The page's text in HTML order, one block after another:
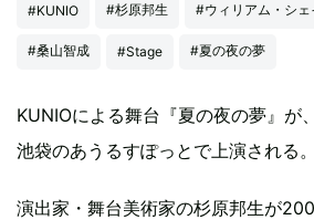
#KUNIO #杉原邦生 #ウィリアム・シェ
#桑山智成 #Stage #夏の夜の夢
KUNIOによる舞台『夏の夜の夢』が
池袋のあうるすぽっとで上演される。
演出家・舞台美術家の杉原邦生が